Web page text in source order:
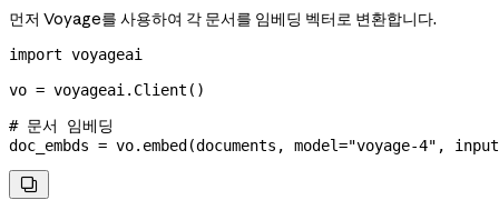
먼저 Voyage를 사용하여 각 문서를 임베딩 벡터로 변환합니다.
import voyageai
vo = voyageai.Client()
# 문서 임베딩
doc_embds = vo.embed(documents, model="voyage-4" ,
